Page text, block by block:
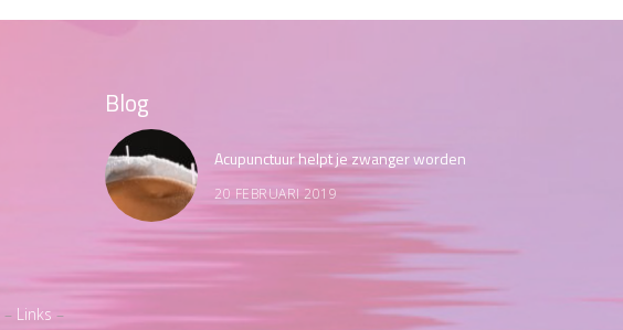
– Links –
Blog
Acupunctuur helpt je zwanger worden
20 FEBRUARI 2019